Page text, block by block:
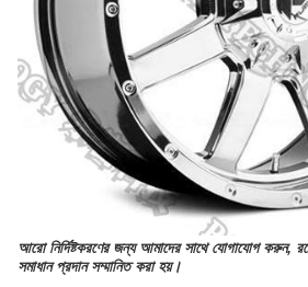
আরো নির্দিষ্টকরণের জন্য আমাদের সাথে যোগাযোগ করুন,
সমাধান প্রদান সম্মানিত করা হয়।